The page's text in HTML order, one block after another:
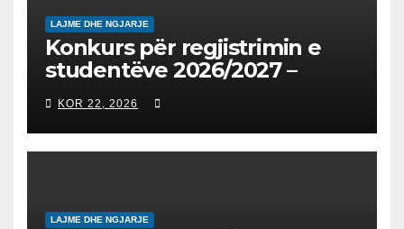
LAJME DHE NGJARJE
Konkurs për regjistrimin e
studentëve 2026/2027 –
Конкурс за запишување на
студенти за 2026/2027
KOR 22, 2026
LAJME DHE NGJARJE